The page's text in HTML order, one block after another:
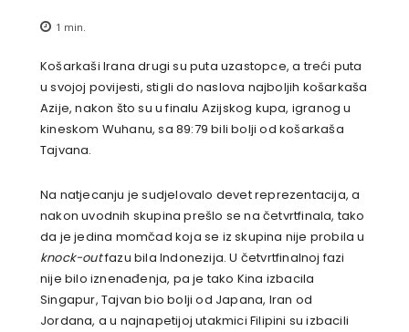
1 min.
Košarkaši Irana drugi su puta uzastopce, a treći puta
u svojoj povijesti, stigli do naslova najboljih košarkaša
Azije, nakon što su u finalu Azijskog kupa, igranog u
kineskom Wuhanu, sa 89:79 bili bolji od košarkaša
Tajvana.
Na natjecanju je sudjelovalo devet reprezentacija, a
nakon uvodnih skupina prešlo se na četvrtfinala, tako
da je jedina momčad koja se iz skupina nije probila u
knock-outfazu bila Indonezija. U četvrtfinalnoj fazi
nije bilo iznenađenja, pa je tako Kina izbacila
Singapur, Tajvan bio bolji od Japana, Iran od
Jordana, a u najnapetijoj utakmici Filipini su izbacili